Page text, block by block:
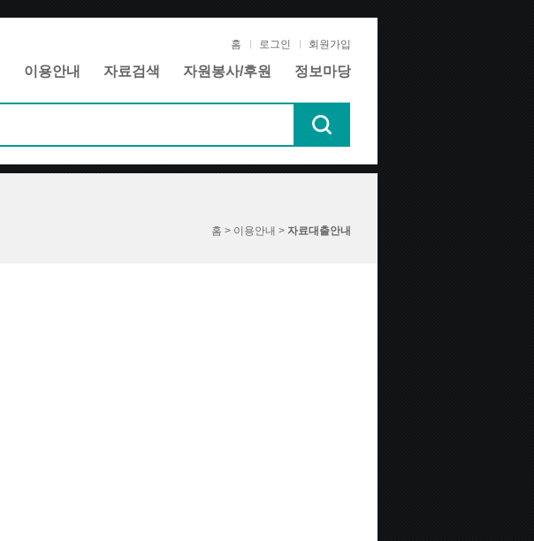
홈 로그인 회원가입
이용안내 자료검색 자원봉사/후원 정보마당
홈 > 이용안내 > 자료대출안내